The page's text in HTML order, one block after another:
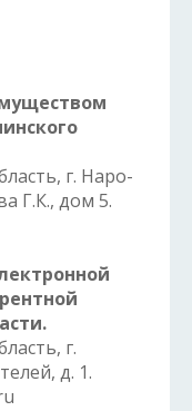
г. Наро-
Г.К., дом 5.
г.
д. 1.